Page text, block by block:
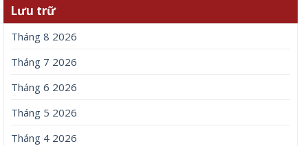
Lưu trữ
Tháng 8 2026
Tháng 7 2026
Tháng 6 2026
Tháng 5 2026
Tháng 4 2026